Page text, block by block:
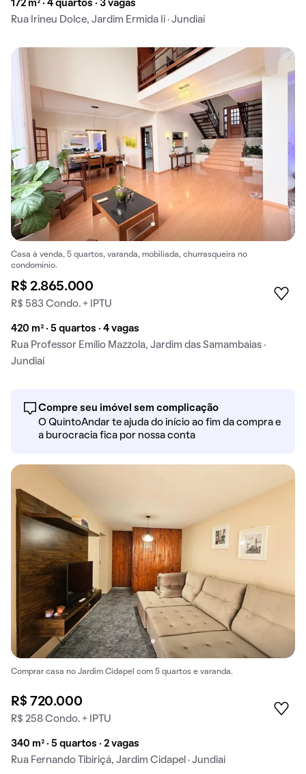
172 m² · 4 quartos · 3 vagas
Rua Irineu Dolce, Jardim Ermida Ii · Jundiaí
Casa à venda, 5 quartos, varanda, mobiliada, churrasqueira no
condomínio.
R$ 2.865.000
R$ 583 Condo. + IPTU
420 m² · 5 quartos · 4 vagas
Rua Professor Emílio Mazzola, Jardim das Samambaias ·
Jundiaí
Compre seu imóvel sem complicação
O QuintoAndar te ajuda do início ao fim da compra e
a burocracia fica por nossa conta
Comprar casa no Jardim Cidapel com 5 quartos e varanda.
R$ 720.000
R$ 258 Condo. + IPTU
340 m² · 5 quartos · 2 vagas
Rua Fernando Tibiriçá, Jardim Cidapel · Jundiaí